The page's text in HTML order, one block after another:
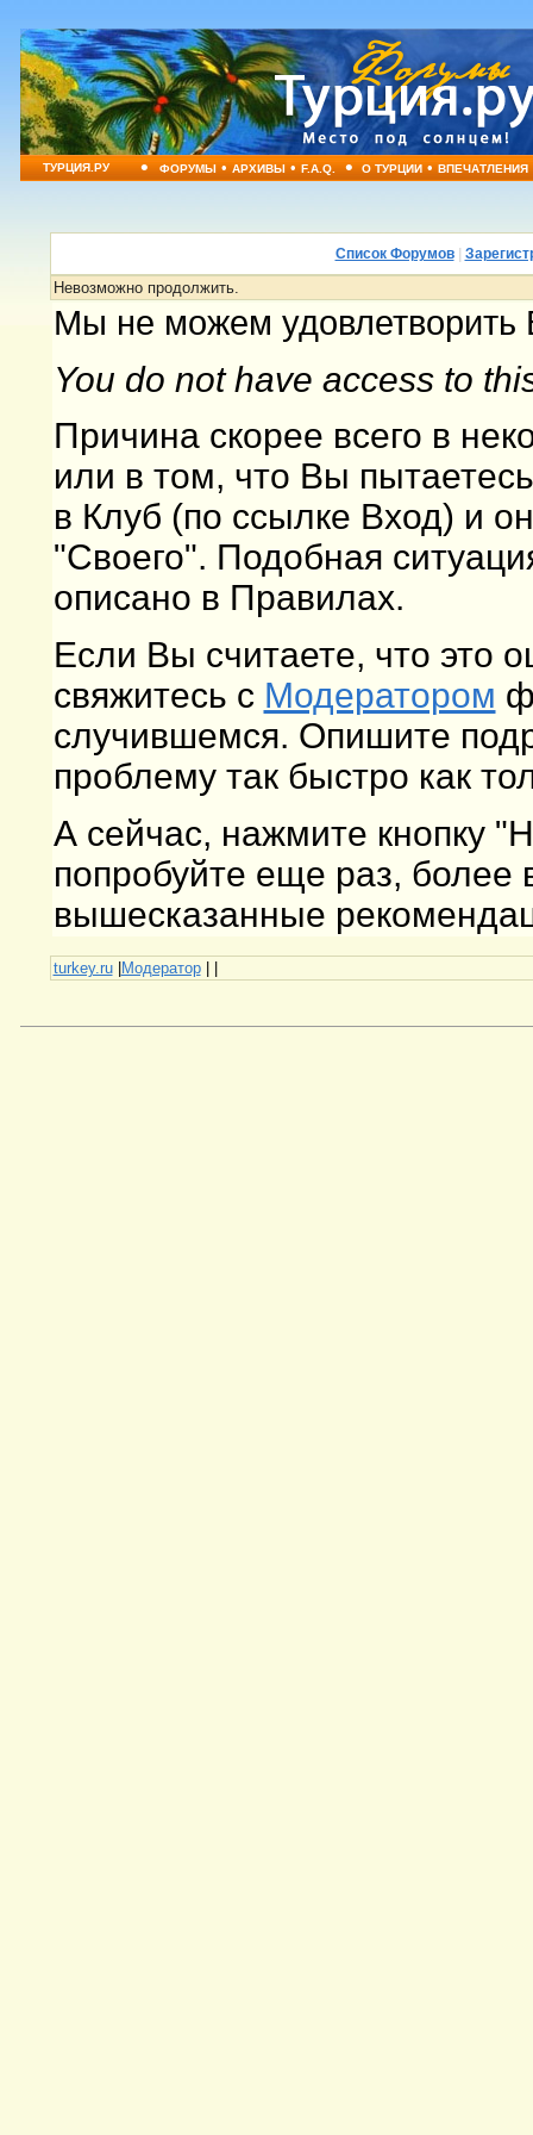
ТУРЦИЯ.РУ • ФОРУМЫ•АРХИВЫ•F.A.Q. • О ТУРЦИИ•ВПЕЧАТЛЕНИЯ
Список Форумов|
Невозможно продолжить.
Мы не можем удовлетворить
You do not have access to
Причина скорее всего в
или в том, что Вы
в Клуб (по ссылке Вход) и
"Своего". Подобная
описано в Правилах.
Если Вы считаете, что это
свяжитесь с Модератором
случившемся. Опишите
проблему так быстро как
А сейчас, нажмите кнопку
попробуйте еще раз, более
вышесказанные
turkey.ru|Модератор| |